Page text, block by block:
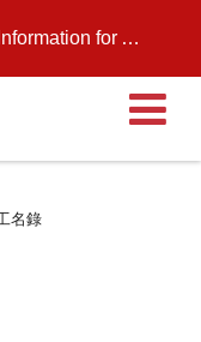
August 11, 2026
名錄